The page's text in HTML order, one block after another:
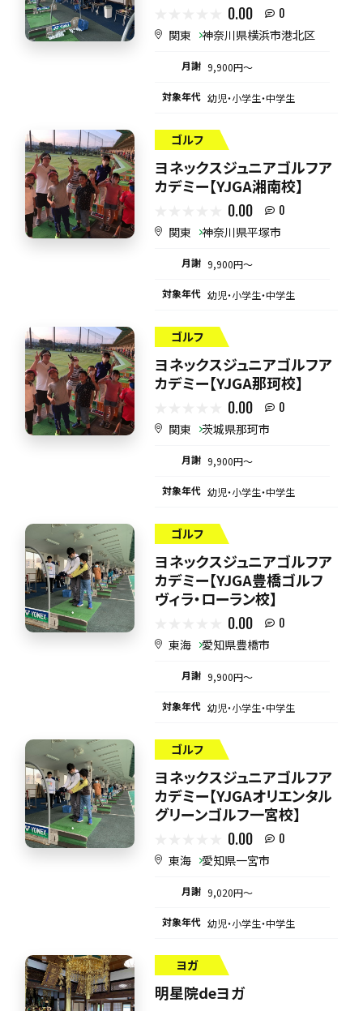
0.00 0
関東 神奈川県横浜市港北区
月謝 9,900円〜
対象年代 幼児・小学生・中学生
ゴルフ
ヨネックスジュニアゴルフア
カデミー【YJGA湘南校】
0.00 0
関東 神奈川県平塚市
月謝 9,900円〜
対象年代 幼児・小学生・中学生
ゴルフ
ヨネックスジュニアゴルフア
カデミー【YJGA那珂校】
0.00 0
関東 茨城県那珂市
月謝 9,900円〜
対象年代 幼児・小学生・中学生
ゴルフ
ヨネックスジュニアゴルフア
カデミー【YJGA豊橋ゴルフ
ヴィラ・ローラン校】
0.00 0
東海 愛知県豊橋市
月謝 9,900円〜
対象年代 幼児・小学生・中学生
ゴルフ
ヨネックスジュニアゴルフア
カデミー【YJGAオリエンタル
グリーンゴルフ一宮校】
0.00 0
東海 愛知県一宮市
月謝 9,020円〜
対象年代 幼児・小学生・中学生
ヨガ
明星院deヨガ